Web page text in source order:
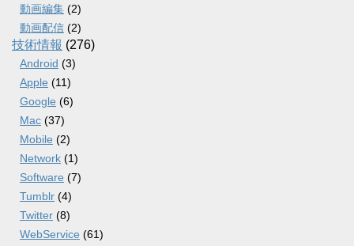
動画編集 (2)
動画配信 (2)
技術情報 (276)
Android (3)
Apple (11)
Google (6)
Mac (37)
Mobile (2)
Network (1)
Software (7)
Tumblr (4)
Twitter (8)
WebService (61)